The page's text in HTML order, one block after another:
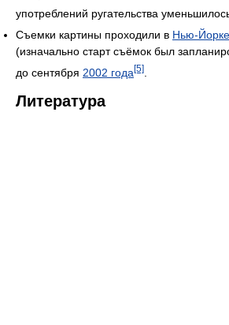
употреблений ругательства
Съемки картины проходили в Нью-Йорке
(изначально старт съёмок был
до сентября 2002 года[5]
Литература